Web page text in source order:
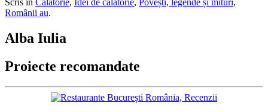
Scris în Călătorie, Idei de călătorie, Povești, legende și mituri,
Românii au.
Alba Iulia
Proiecte recomandate